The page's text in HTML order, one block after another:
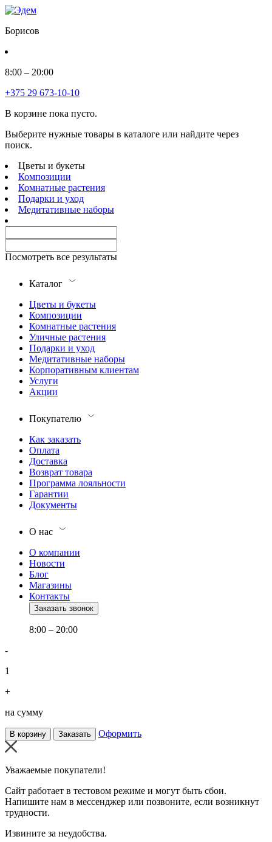
Борисов
8:00 – 20:00
+375 29 673-10-10
В корзине пока пусто.
Выберите нужные товары в каталоге или найдите через
поиск.
Цветы и букеты
Композиции
Комнатные растения
Подарки и уход
Медитативные наборы
Посмотреть все результаты
Каталог
Цветы и букеты
Композиции
Комнатные растения
Уличные растения
Подарки и уход
Медитативные наборы
Корпоративным клиентам
Услуги
Акции
Покупателю
Как заказать
Оплата
Доставка
Возврат товара
Программа лояльности
Гарантии
Документы
О нас
О компании
Новости
Блог
Магазины
Контакты
Заказать звонок
8:00 – 20:00
-
1
+
на сумму
В корзину Заказать Оформить
Уважаемые покупатели!
Сайт работает в тестовом режиме и могут быть сбои.
Напишите нам в мессенджер или позвоните, если возникнут
трудности.
Извините за неудобства.